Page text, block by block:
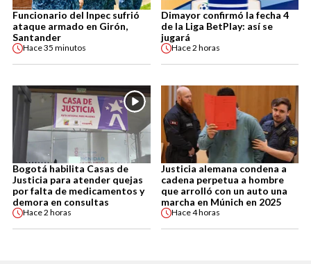
Funcionario del Inpec sufrió
ataque armado en Girón,
Santander
Hace35 minutos
Dimayor confirmó la fecha 4
de la Liga BetPlay: así se
jugará
Hace2 horas
Bogotá habilita Casas de
Justicia para atender quejas
por falta de medicamentos y
demora en consultas
Hace2 horas
Justicia alemana condena a
cadena perpetua a hombre
que arrolló con un auto una
marcha en Múnich en 2025
Hace4 horas